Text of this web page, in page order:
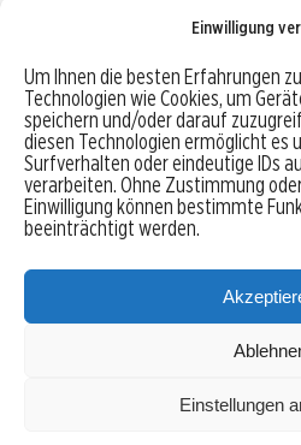
Einwilligung
Um Ihnen die besten Erfahrungen
Technologien wie Cookies, um
speichern und/oder darauf
diesen Technologien ermöglicht es
Surfverhalten oder eindeutige IDs
verarbeiten. Ohne Zustimmung
Einwilligung können bestimmte
beeinträchtigt werden.
Einstellungen
Robo-Advisor vergleichen
Depotvergleich
Festgeld vergleichen
Tagesgeld vergleichen